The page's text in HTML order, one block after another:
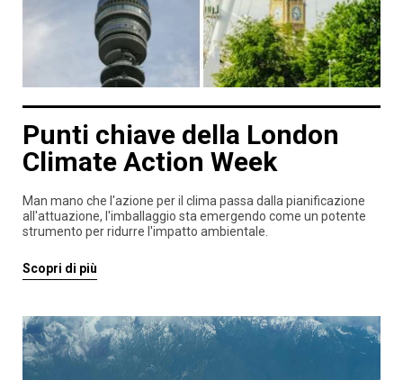
Punti chiave della London
Climate Action Week
Man mano che l'azione per il clima passa dalla pianificazione
all'attuazione, l'imballaggio sta emergendo come un potente
strumento per ridurre l'impatto ambientale.
Scopri di più